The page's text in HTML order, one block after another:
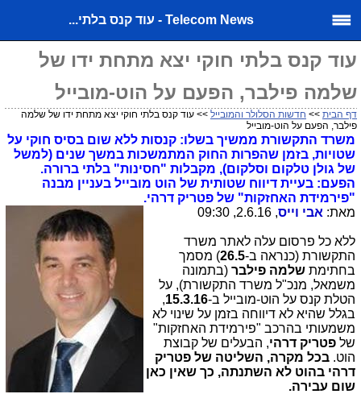
Telecom News - עוד קנס בלתי...
עוד קנס בלתי חוקי יצא מתחת ידו של
שלמה פילבר, הפעם על הוט-מובייל
דף הבית >> חדשות הסלולר והמובייל >> עוד קנס בלתי חוקי יצא מתחת ידו של שלמה
פילבר, הפעם על הוט-מובייל
משרד התקשורת ממשיך בשלו: קנסות ללא שום בסיס חוקי על
שטויות, בזמן שהפרות החוק המתמשכות במשך שנים (למשל
של גולן טלקום וסלקום), מקבלות "חסינות" בלתי ברורה.
הפעם: בעיית דיווח שטותית של הוט מובייל בעניין מבנה
"פירמידת האחזקות" של פטריק דרהי.
מאת: אבי וייס, 2.6.16, 09:30
ללא כל פרסום עלה לאתר משרד
התקשורת (כנראה ב-26.5) מסמך
בחתימת שלמה פילבר (בתמונה
משמאל, מנכ"ל משרד התקשורת), על
הטלת קנס על הוט-מובייל ב-15.3.16
,
בגלל שהיא לא דיווחה בזמן על שינוי לא
משמעותי בהרכב "פירמידת האחזקות"
של פטריק דרהי, הבעלים של קבוצת
הוט. בכל מקרה, השליטה של פטריק
דרהי בהוט לא השתנתה, כך שאין כאן
שום עבירה.